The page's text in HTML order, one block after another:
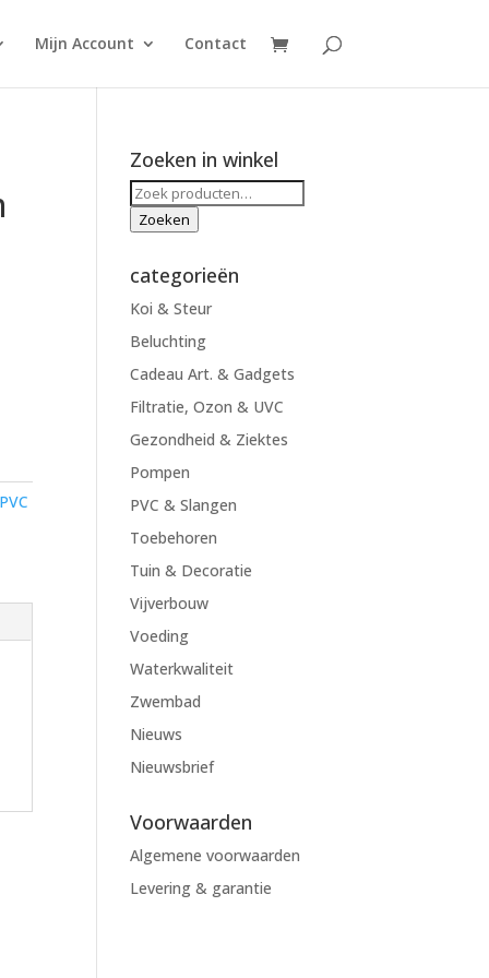
Mijn Account Contact
PVC
Zoeken in winkel
Zoeken
naar:
Zoeken
categorieën
Koi & Steur
Beluchting
Cadeau Art. & Gadgets
Filtratie, Ozon & UVC
Gezondheid & Ziektes
Pompen
PVC & Slangen
Toebehoren
Tuin & Decoratie
Vijverbouw
Voeding
Waterkwaliteit
Zwembad
Nieuws
Nieuwsbrief
Voorwaarden
Algemene voorwaarden
Levering & garantie